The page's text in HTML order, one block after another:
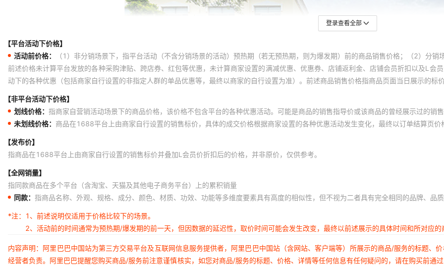
登录查看全部
【平台活动下价格】
活动前价格：
（1）非分销场景下，指平台活动（不含分销场景的活动）预热期（若无预热期，则为爆发期）前的商品销售价格；（2）分
前述价格未计算平台发放的各种采购津贴、跨店券、红包等优惠，未计算商家设置的满减优惠、优惠券、店铺返利金、店铺会员折扣以及L会
动下的各种优惠（包括商家自行设置的非指定人群的单品优惠等，最终以商家的自行设置为准）。前述商品销售价格指商品页面当日展示的
【非平台活动下价格】
划线价格： 指商家自营销活动场景下的商品价格，该价格不包含平台的各种优惠活动。可能是商品的销售指导价或该商品的曾经展示过的销
未划线价格： 商品在1688平台上由商家自行设置的销售标价，具体的成交价格根据商家设置的各种优惠活动发生变化，最终以订单结算页价
【发布价】
指商品在1688平台上由商家自行设置的销售标价并叠加L会员价折扣后的价格，并非原价，仅供参考。
【全网销量】
指同款商品在多个平台（含淘宝、天猫及其他电子商务平台）上的累积销量
同款： 指商品名称、外观、规格、成分、颜色、材质、功效、功能等多维度要素具有高度的相似性，但不视为二者具有完全相同的品牌、品
*注：
1、前述说明仅适用于价格比较下的场景。
2、活动前的时间通常为预热期/爆发期的前一天，但因数据的延迟性，取价时间可能会发生改变，最终以前述展示的具体时间和所对应的
内容声明：阿里巴巴中国站为第三方交易平台及互联网信息服务提供者，阿里巴巴中国站（含网站、客户端等）所展示的商品/服务的标题、
经营者负责。阿里巴巴提醒您购买商品/服务前注意谨慎核实，如您对商品/服务的标题、价格、详情等任何信息有任何疑问的，请在购买前通